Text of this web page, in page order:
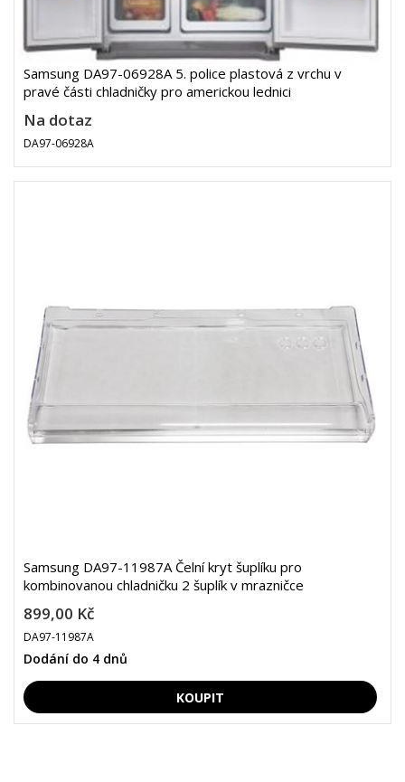
Samsung DA97-06928A 5. police plastová z vrchu v
pravé části chladničky pro americkou lednici
Na dotaz
DA97-06928A
Samsung DA97-11987A Čelní kryt šuplíku pro
kombinovanou chladničku 2 šuplík v mrazničce
899,00 Kč
DA97-11987A
Dodání do 4 dnů